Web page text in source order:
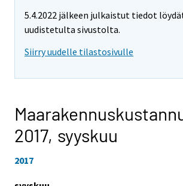
5.4.2022 jälkeen julkaistut tiedot
uudistetulta sivustolta.
Siirry uudelle tilastosivulle
2017, syyskuu
2017